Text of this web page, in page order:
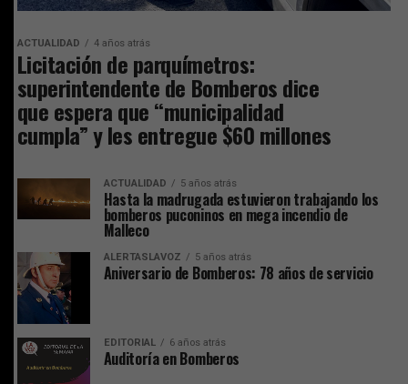
ACTUALIDAD 4 años atrás
Licitación de parquímetros:
superintendente de Bomberos dice
que espera que “municipalidad
cumpla” y les entregue $60 millones
ACTUALIDAD 5 años atrás
Hasta la madrugada estuvieron trabajando los
bomberos puconinos en mega incendio de
Malleco
ALERTASLAVOZ 5 años atrás
Aniversario de Bomberos: 78 años de servicio
EDITORIAL 6 años atrás
Auditoría en Bomberos